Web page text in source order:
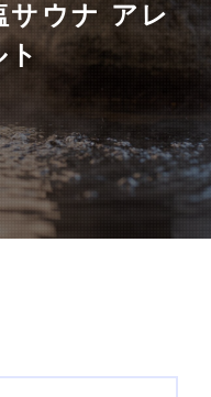
サウナ アレ
ト